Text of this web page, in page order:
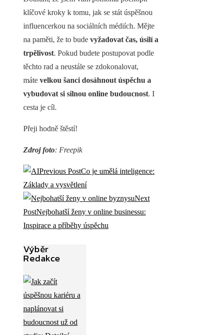
klíčové kroky k tomu, jak se stát úspěšnou
influencerkou na sociálních médiích. Mějte
na paměti, že to bude vyžadovat čas, úsilí a
trpělivost. Pokud budete postupovat podle
těchto rad a neustále se zdokonalovat,
máte velkou šanci dosáhnout úspěchu a
vybudovat si silnou online budoucnost. I
cesta je cíl.
Přeji hodně štěstí!
Zdroj foto: Freepik
Previous PostCo je umělá inteligence:
Základy a vysvětlení
Next
PostNejbohatší ženy v online businessu:
Inspirace a příběhy úspěchu
Výběr
Redakce